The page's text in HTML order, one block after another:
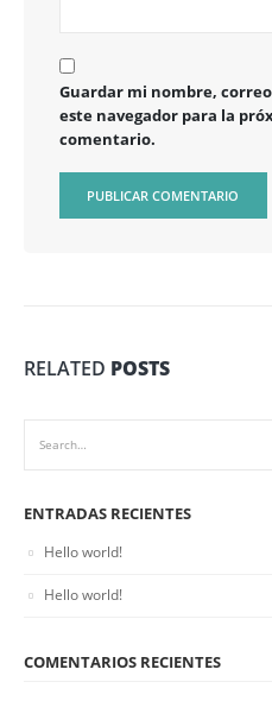
Guardar mi nombre,
este navegador para la
comentario.
RELATED POSTS
ENTRADAS RECIENTES
Hello world!
Hello world!
COMENTARIOS RECIENTES